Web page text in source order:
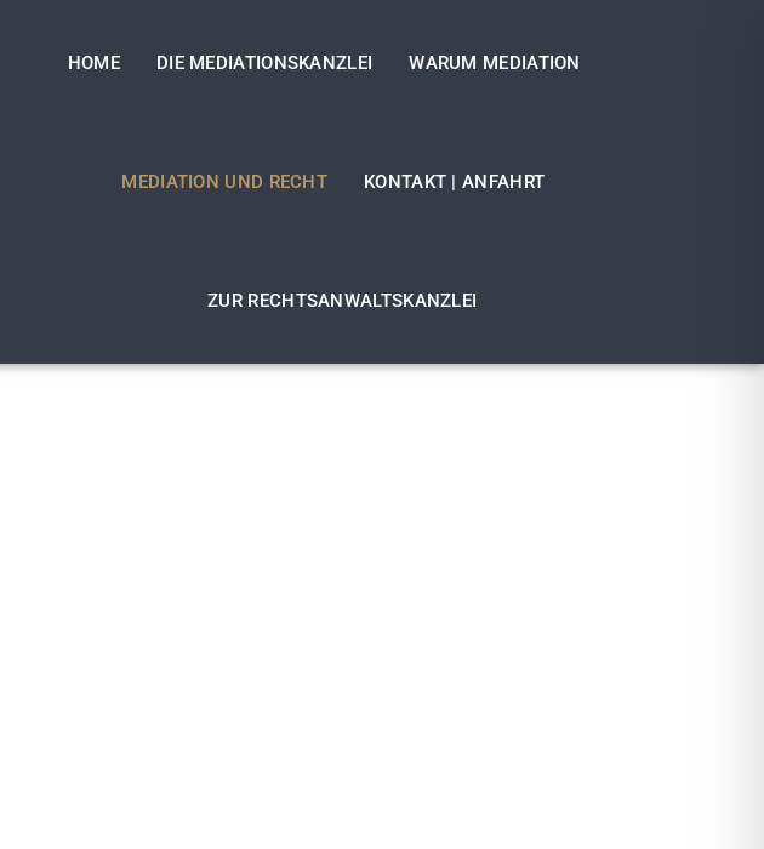
HOME DIE MEDIATIONSKANZLEI WARUM MEDIATION
MEDIATION UND RECHT KONTAKT | ANFAHRT
ZUR RECHTSANWALTSKANZLEI